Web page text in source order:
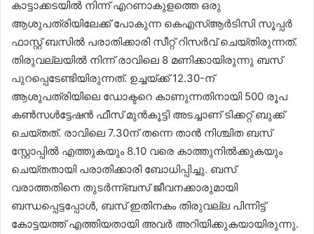
കാട്ടാക്കടയിൽ നിന്ന് എറണാകുളത്തെ ഒരു
ആശുപത്രിയിലേക്ക് പോകുന്ന കെഎസ്ആർടിസി സൂപ്പർ
ഫാസ്റ്റ് ബസിൽ പരാതിക്കാരി സീറ്റ് റിസർവ് ചെയ്തിരുന്നത്.
തിരുവല്ലയിൽ നിന്ന് രാവിലെ 8 മണിക്കായിരുന്നു ബസ്
പുറപ്പെടേണ്ടിയിരുന്നത്. ഉച്ചയ്ക്ക് 12.30-ന്
ആശുപത്രിയിലെ ഡോക്ടറെ കാണുന്നതിനായി 500 രൂപ
കൺസൾട്ടേഷൻ ഫീസ് മുൻകൂട്ടി അടച്ചാണ് ടിക്കറ്റ് ബുക്ക്
ചെയ്തത്. രാവിലെ 7.30ന് തന്നെ താൻ നിശ്ചിത ബസ്
സ്റ്റോപ്പിൽ എത്തുകയും 8.10 വരെ കാത്തുനിൽക്കുകയും
ചെയ്തതായി പരാതിക്കാരി ബോധിപ്പിച്ചു. ബസ്
വരാത്തതിനെ തുടർന്ന്ബസ് ജീവനക്കാരുമായി
ബന്ധപ്പെട്ടപ്പോൾ, ബസ് ഇതിനകം തിരുവല്ല പിന്നിട്ട്
കോട്ടയത്ത് എത്തിയതായി അവർ അറിയിക്കുകയായിരുന്നു.